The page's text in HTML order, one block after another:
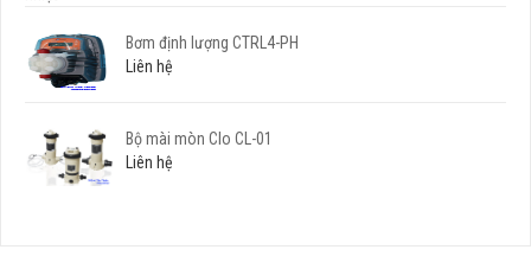
Bơm định lượng CTRL4-PH
Liên hệ
Bộ mài mòn Clo CL-01
Liên hệ